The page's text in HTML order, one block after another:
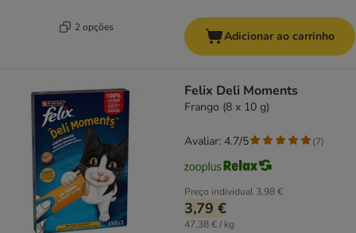
2 opções
Adicionar ao carrinho
Felix Deli Moments
Frango (8 x 10 g)
Preço individual 3,98 €
3,79 €
47,38 € / kg
Avaliar: 4.7/5 (7)